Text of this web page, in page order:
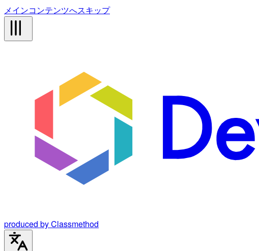
メインコンテンツへスキップ
produced by Classmethod